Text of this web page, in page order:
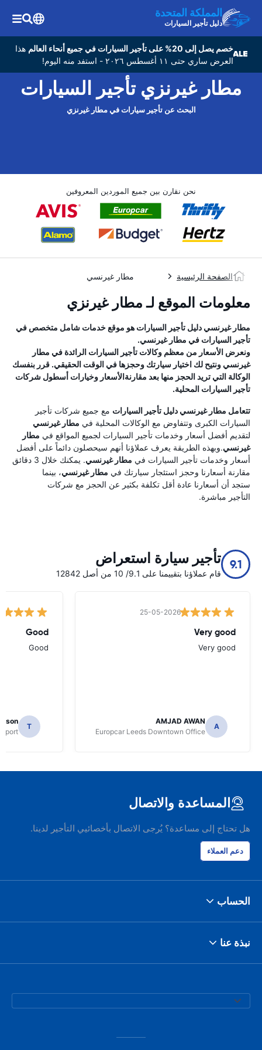
المملكة المتحدة
دليل تأجير السيارات
خصم يصل إلى 20% على تأجير السيارات في جميع أنحاء العالم
هذا
العرض ساري حتى ١١ أغسطس ٢٠٢٦ - استفد منه اليوم!
مطار غيرنزي تأجير السيارات
البحث عن تأجير سيارات في مطار غيرنزي
نحن نقارن بين جميع الموردين المعروفين
الصفحة الرئيسية مطار غيرنسي
معلومات الموقع لـ مطار غيرنزي
مطار غيرنسي دليل تأجير السيارات هو موقع خدمات شامل متخصص في
تأجير السيارات في مطار غيرنسي.
ونعرض الأسعار من معظم وكالات تأجير السيارات الرائدة في مطار
غيرنسي ونتيح لك اختيار سيارتك وحجزها في الوقت الحقيقي. قرر بنفسك
الوكالة التي تريد الحجز منها بعد مقارنةالأسعار وخيارات أسطول شركات
تأجير السيارات المحلية.
تتعامل مطار غيرنسي دليل تأجير السيارات مع جميع شركات تأجير
السيارات الكبرى وتتفاوض مع الوكالات المحلية في مطار غيرنسي
لتقديم أفضل أسعار وخدمات تأجير السيارات لجميع المواقع في مطار
غيرنسي.وبهذه الطريقة يعرف عملاؤنا أنهم سيحصلون دائماً على أفضل
أسعار وخدمات تأجير السيارات في مطار غيرنسي
. يمكنك خلال 3 دقائق
مقارنة أسعارنا وحجز استئجار سيارتك في مطار غيرنسي، بينما
ستجد أن أسعارنا عادة أقل تكلفة بكثير عن الحجز مع شركات
التأجير مباشرة.
9.1 تأجير سيارة استعراض
قام عملاؤنا بتقييمنا على 9.1/ 10 من أصل 12842
25-05-2026
Very good
Very good
A
AMJAD AWAN
Europcar Leeds Downtown Office
Good
Good
T
المساعدة والاتصال
هل تحتاج إلى مساعدة؟ يُرجى الاتصال بأخصائيي التأجير لدينا.
دعم العملاء
الحساب
نبذة عنا